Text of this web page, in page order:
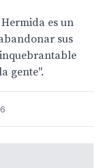
es un
sus
gente".